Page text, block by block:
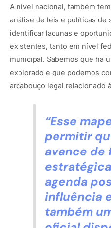
A nível nacional, também
análise de leis e políticas de
identificar lacunas e
existentes, tanto em nível
municipal. Sabemos que há
explorado e que podemos
arcabouço legal relacionado
“Esse
permitir
avance de
agenda
influência
também